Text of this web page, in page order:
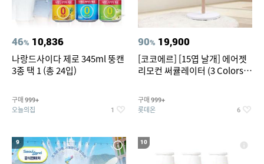
46% 10,836
나랑드사이다 제로 345ml 뚱캔
3종 택 1 (총 24입)
구매 999+
오늘의집 1
90% 19,900
[코코에르] [15엽 날개] 에어젯
리모컨 써큘레이터 (3 Colors
구매 999+
롯데온 6
9 10